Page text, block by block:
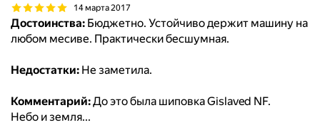
14 марта 2017
Достоинства: Бюджетно. Устойчиво держит машину на
любом месиве. Практически бесшумная.
Недостатки: Не заметила.
Комментарий:До это была шиповка Gislaved NF.
Небо и земля...